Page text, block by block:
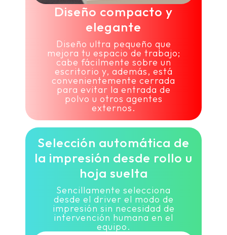
Diseño compacto y
elegante
Diseño ultra pequeño que
mejora tu espacio de trabajo;
cabe fácilmente sobre un
escritorio y, además, está
convenientemente cerrada
para evitar la entrada de
polvo u otros agentes
externos.
Selección automática de
la impresión desde rollo u
hoja suelta
Sencillamente selecciona
desde el driver el modo de
impresión sin necesidad de
intervención humana en el
equipo.